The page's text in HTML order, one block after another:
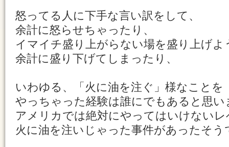
怒ってる人に下手な言い訳をして、
余計に怒らせちゃったり、
イマイチ盛り上がらない場を盛り上げよ
余計に盛り下げてしまったり、
いわゆる、「火に油を注ぐ」様なことを
やっちゃった経験は誰にでもあると思い
アメリカでは絶対にやってはいけない
火に油を注いじゃった事件があったそう